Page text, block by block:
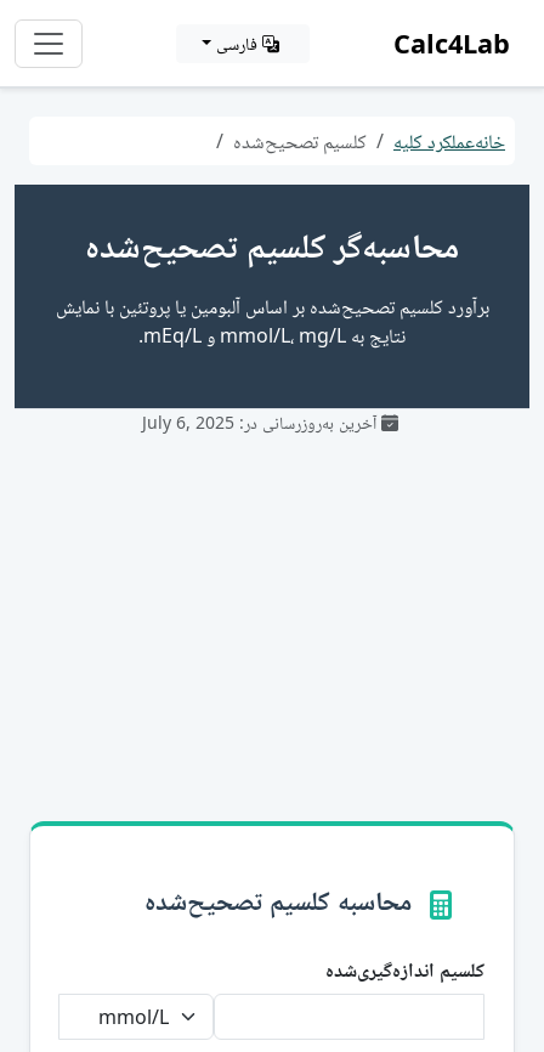
Calc4Lab فارسی
خانهعملکرد کلیه کلسیم تصحیح‌شده
محاسبه‌گر کلسیم تصحیح‌شده
برآورد کلسیم تصحیح‌شده بر اساس آلبومین یا پروتئین با نمایش
نتایج به mmol/L، mg/L و mEq/L.
آخرین به‌روزرسانی در: July 6, 2025
محاسبه کلسیم تصحیح‌شده
کلسیم اندازه‌گیری‌شده